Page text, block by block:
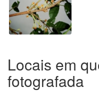
Locais em
fotografada